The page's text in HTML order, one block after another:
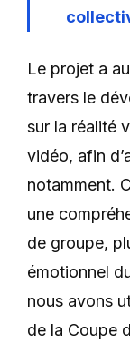
Le projet a
travers le
sur la réalité
vidéo, afin
notamment.
une
de groupe,
émotionnel
nous avons
de la Coupe